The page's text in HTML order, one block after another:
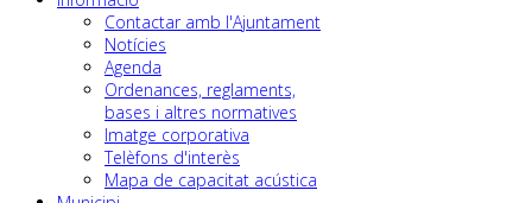
Contactar amb l'Ajuntament
Notícies
Agenda
Ordenances, reglaments,
bases i altres normatives
Imatge corporativa
Telèfons d'interès
Mapa de capacitat acústica